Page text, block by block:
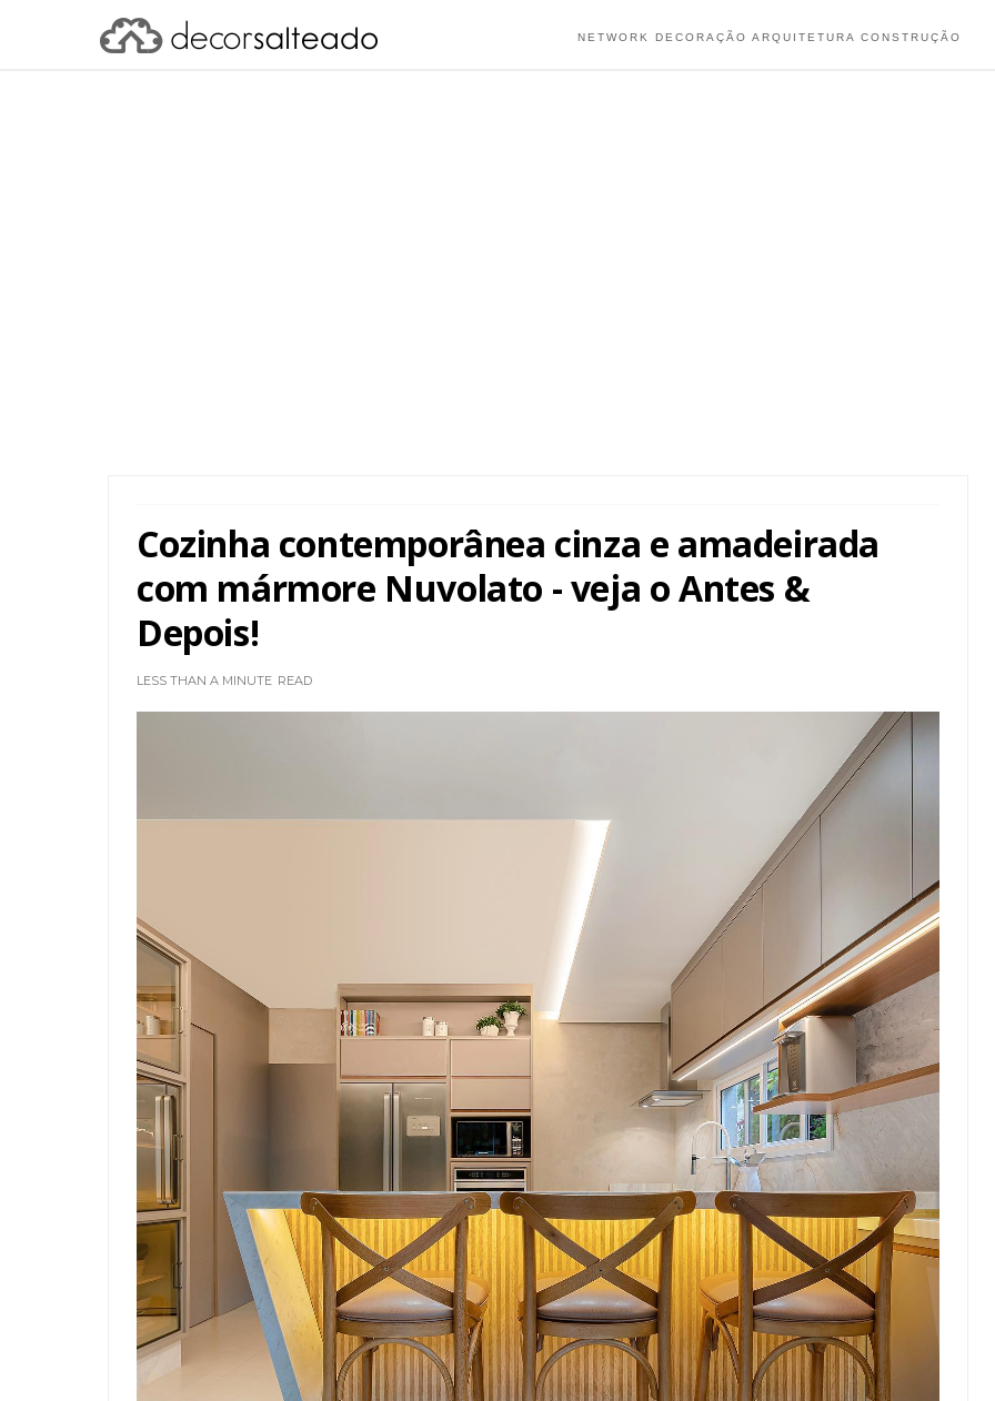
NETWORK DECORAÇÃO ARQUITETURA CONSTRUÇÃO
Cozinha contemporânea cinza e amadeirada
com mármore Nuvolato - veja o Antes &
Depois!
LESS THAN A MINUTE READ